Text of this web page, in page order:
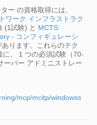
ー の資格取得には、
ワーク インフラストラク
(1試験) と MCTS:
- コンフィギュレーシ
ります。これらのテク
に、 1 つの必須試験（70-
ーバー アドミニストレー
mcp/mcitp/windowss